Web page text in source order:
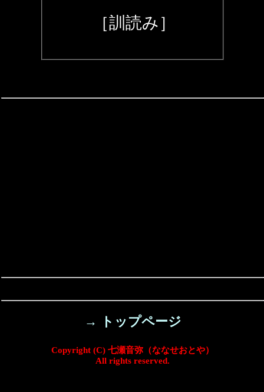
［訓読み］
→ トップページ
Copyright (C) 七瀬音弥（ななせおとや）
All rights reserved.